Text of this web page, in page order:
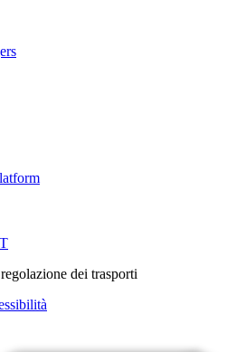
dei trasporti